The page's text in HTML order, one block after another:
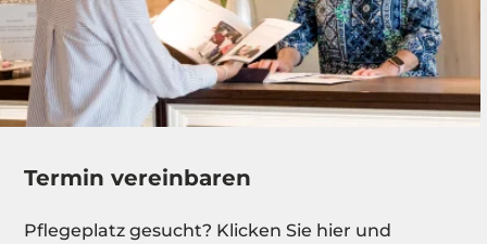
Termin vereinbaren
Pflegeplatz gesucht? Klicken Sie hier und